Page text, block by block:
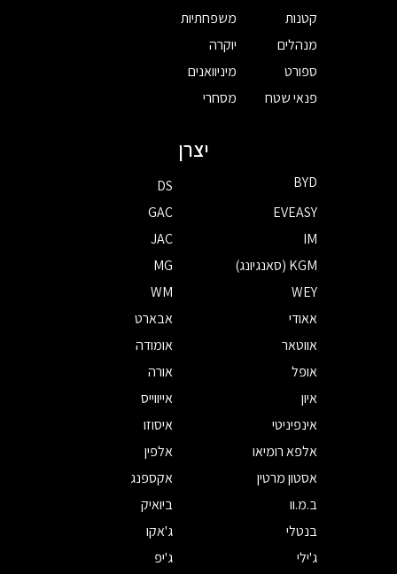
קטנות
מנהלים
ספורט
פנאי שטח
משפחתיות
יוקרה
מיניוואנים
מסחרי
יצרן
BYD
DS
EVEASY
GAC
IM
JAC
KGM (סאנגיונג)
MG
WEY
WM
אאודי
אבארט
אווטאר
אומודה
אופל
אורה
איון
אייווייס
אינפיניטי
איסוזו
אלפא רומיאו
אלפין
אסטון מרטין
אקספנג
ב.מ.וו
ביואיק
בנטלי
ג'אקו
ג'ילי
ג'יפ